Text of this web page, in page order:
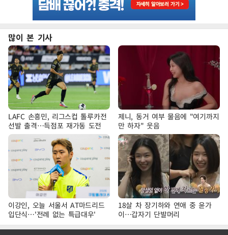
많이 본 기사
LAFC 손흥민, 리그스컵 톨루카전
선발 출격…득점포 재가동 도전
제니, 동거 여부 물음에 "여기까지
만 하자" 웃음
이강인, 오늘 서울서 AT마드리드
입단식…'전례 없는 특급대우'
18살 차 장기하와 연애 중 윤가
이…갑자기 단발머리